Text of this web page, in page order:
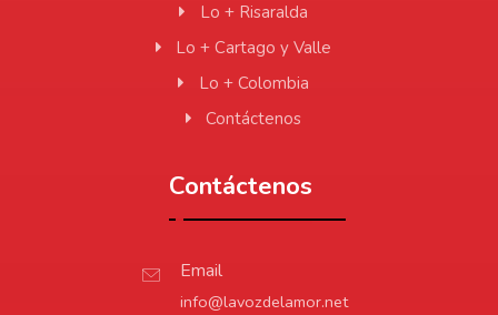
Lo + Risaralda
Lo + Cartago y Valle
Lo + Colombia
Contáctenos
Contáctenos
Email
info@lavozdelamor.net